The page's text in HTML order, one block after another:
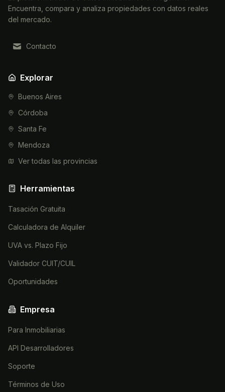
Encuentra, compara y analiza propiedades con datos reales
del mercado.
Contacto
Explorar
Buenos Aires
Córdoba
Santa Fe
Mendoza
Ver todas las provincias
Herramientas
Tasación Gratuita
Calculadora de Alquiler
UVA vs. Plazo Fijo
Validador CUIT/CUIL
Oportunidades
Empresa
Para Inmobiliarias
API Desarrolladores
Soporte
Términos de Uso